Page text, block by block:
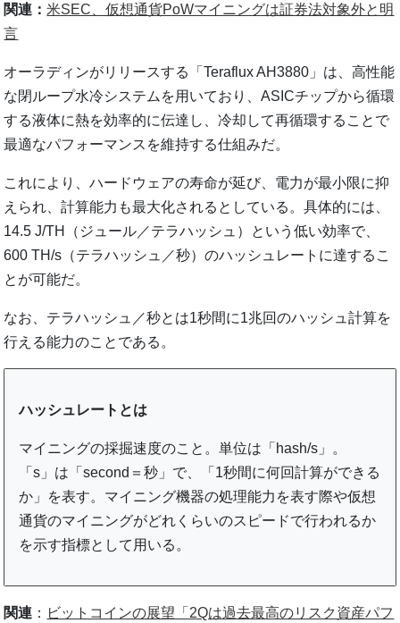
関連：米SEC、仮想通貨PoWマイニングは証券法対象外と明
言
オーラディンがリリースする「Teraflux AH3880」は、高性能
な閉ループ水冷システムを用いており、ASICチップから循環
する液体に熱を効率的に伝達し、冷却して再循環することで
最適なパフォーマンスを維持する仕組みだ。
これにより、ハードウェアの寿命が延び、電力が最小限に抑
えられ、計算能力も最大化されるとしている。具体的には、
14.5 J/TH（ジュール／テラハッシュ）という低い効率で、
600 TH/s（テラハッシュ／秒）のハッシュレートに達するこ
とが可能だ。
なお、テラハッシュ／秒とは1秒間に1兆回のハッシュ計算を
行える能力のことである。
ハッシュレートとは
マイニングの採掘速度のこと。単位は「hash/s」。
「s」は「second＝秒」で、「1秒間に何回計算ができる
か」を表す。マイニング機器の処理能力を表す際や仮想
通貨のマイニングがどれくらいのスピードで行われるか
を示す指標として用いる。
関連 ： ビットコインの展望「2Qは過去最高のリスク資産パフ